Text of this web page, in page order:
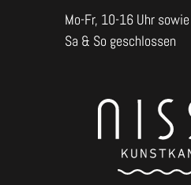
Mo-Fr, 10-16 Uhr
Sa & So geschlossen